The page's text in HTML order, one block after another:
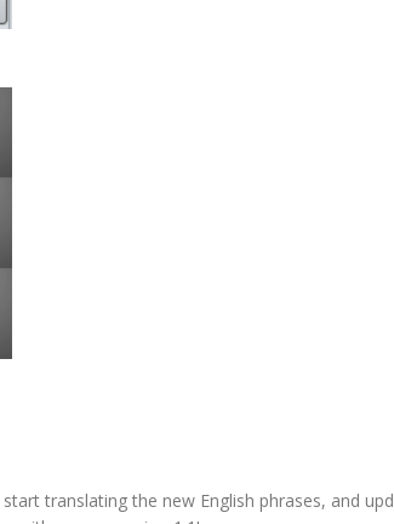
translating the new English phrases, and